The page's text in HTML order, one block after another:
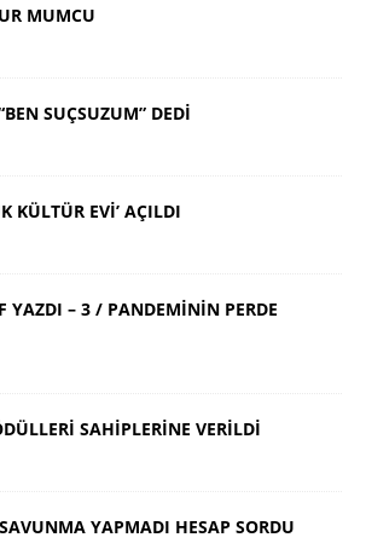
MUMCU
SUÇSUZUM” DEDİ
KÜLTÜR EVİ’ AÇILDI
YAZDI – 3 / PANDEMİNİN PERDE
SAHİPLERİNE VERİLDİ
YAPMADI HESAP SORDU